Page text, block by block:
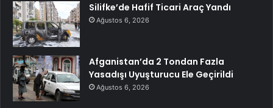
Silifke’de Hafif Ticari Araç Yandı
Ağustos 6, 2026
Afganistan’da 2 Tondan Fazla
Yasadışı Uyuşturucu Ele Geçirildi
Ağustos 6, 2026